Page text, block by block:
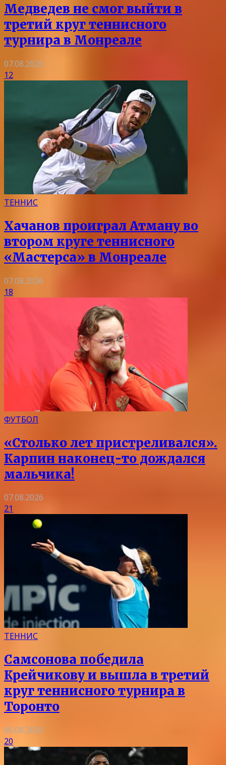
Медведев не смог выйти в
третий круг теннисного
турнира в Монреале
07.08.2026
12
ТЕННИС
Хачанов проиграл Атману во
втором круге теннисного
«Мастерса» в Монреале
07.08.2026
18
ФУТБОЛ
«Столько лет пристреливался».
Карпин наконец-то дождался
мальчика!
07.08.2026
21
ТЕННИС
Самсонова победила
Крейчикову и вышла в третий
круг теннисного турнира в
Торонто
06.08.2026
20